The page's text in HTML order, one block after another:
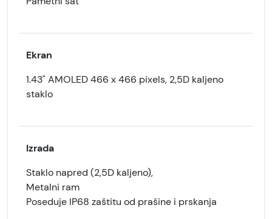
Ekran
1.43" AMOLED 466 x 466 pixels, 2,5D kaljeno
staklo
Izrada
Staklo napred (2,5D kaljeno),
Metalni ram
Poseduje IP68 zaštitu od prašine i prskanja